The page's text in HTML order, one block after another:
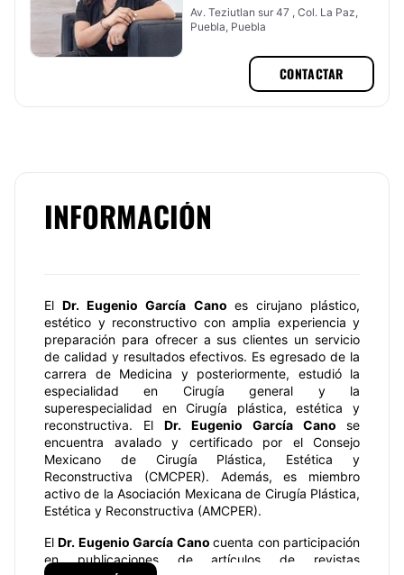
Av. Teziutlan sur 47 , Col. La Paz,
Puebla, Puebla
CONTACTAR
INFORMACIÓN
ElDr. Eugenio García Cano es cirujano plástico,
estético y reconstructivo con amplia experiencia y
preparación para ofrecer a sus clientes un servicio
de calidad y resultados efectivos. Es egresado de la
carrera de Medicina y posteriormente, estudió la
especialidad en Cirugía general y la
superespecialidad en Cirugía plástica, estética y
reconstructiva. El Dr. Eugenio García Cano se
encuentra avalado y certificado por el Consejo
Mexicano de Cirugía Plástica, Estética y
Reconstructiva (CMCPER). Además, es miembro
activo de la Asociación Mexicana de Cirugía Plástica,
Estética y Reconstructiva (AMCPER).
ElDr. Eugenio García Canocuenta con participación
en publicaciones de artículos de revistas